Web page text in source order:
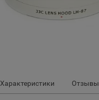
Характеристики Отзывы